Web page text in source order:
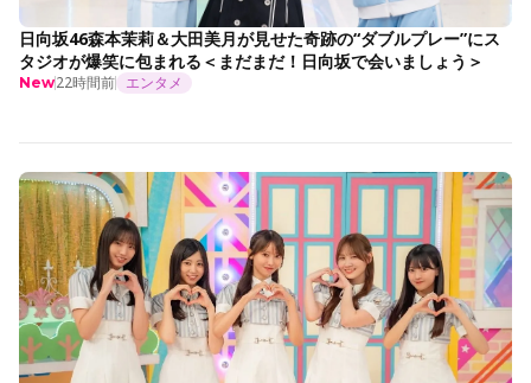
日向坂46森本茉莉＆大田美月が見せた奇跡の“ダブルプレー”にス
タジオが爆笑に包まれる＜まだまだ！日向坂で会いましょう＞
New22時間前 エンタメ